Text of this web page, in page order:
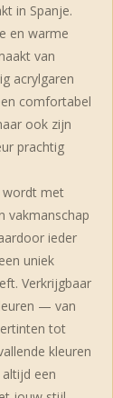
in Spanje.
en warme
van
acrylgaren
comfortabel
ook zijn
prachtig
wordt met
vakmanschap
ieder
uniek
Verkrijgbaar
— van
tot
kleuren
een